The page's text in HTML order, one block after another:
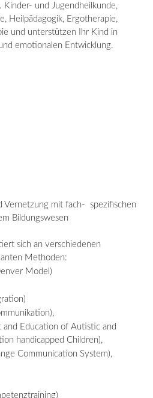
Kinder- und Jugendheilkunde,
Heilpädagogik, Ergotherapie,
und unterstützen Ihr Kind in
emotionalen Entwicklung.
Vernetzung mit fach-
spezifischen
Bildungswesen
sich an verschiedenen
Methoden:
Model)
and Education of Autistic and
handicapped Children),
Communication System),